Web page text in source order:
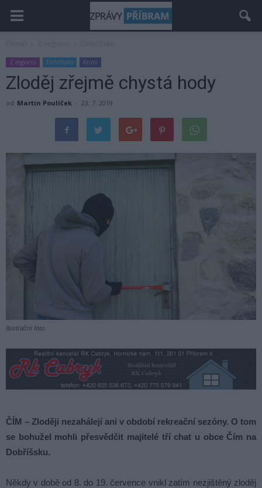
Z regionu Dobříšsko Krimi
Zloděj zřejmě chystá hody
od Martin Poulíček - 23. 7. 2019
Ilustrační foto.
ČÍM – Zloději nezahálejí ani v období rekreační sezóny. O tom
se bohužel mohli přesvědčit majitelé tří chat u obce Čím na
Dobříšsku.
Někdy v době od 8. do 19. července vnikl zatím nezjištěný zloděj